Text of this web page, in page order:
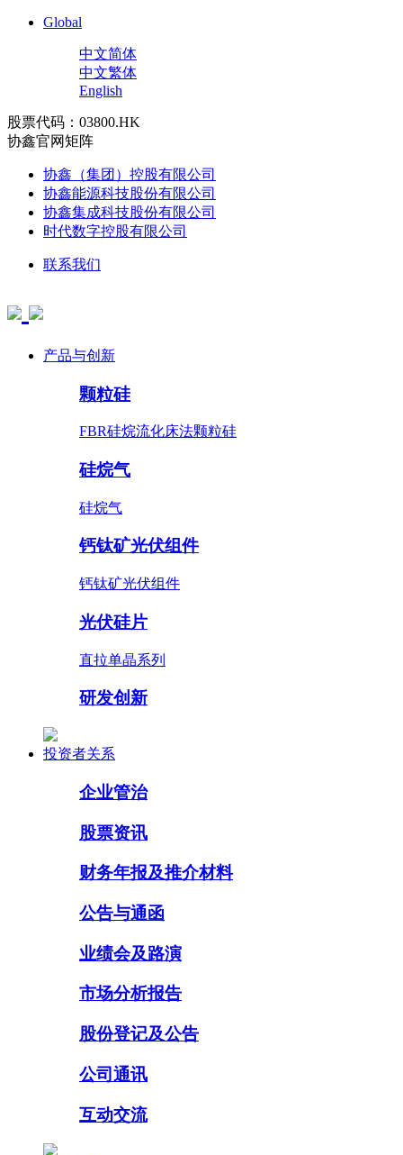
Global
中文简体
中文繁体
English
股票代码：03800.HK
协鑫官网矩阵
协鑫（集团）控股有限公司
协鑫能源科技股份有限公司
协鑫集成科技股份有限公司
时代数字控股有限公司
联系我们
产品与创新
颗粒硅
FBR硅烷流化床法颗粒硅
硅烷气
硅烷气
钙钛矿光伏组件
钙钛矿光伏组件
光伏硅片
直拉单晶系列
研发创新
投资者关系
企业管治
股票资讯
财务年报及推介材料
公告与通函
业绩会及路演
市场分析报告
股份登记及公告
公司通讯
互动交流